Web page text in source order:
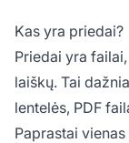
Kas yra priedai?
Priedai yra
laiškų. Tai
lentelės, PDF
Paprastai